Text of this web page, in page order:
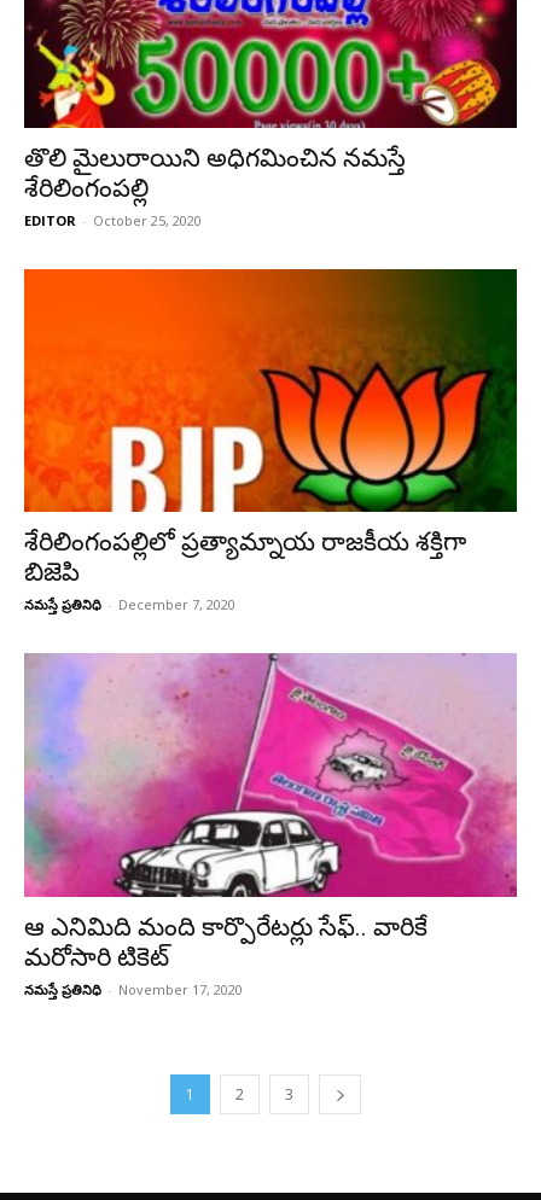
తొలి మైలురాయిని అధిగమించిన నమస్తే
శేరిలింగంపల్లి
EDITOR - October 25, 2020
శేరిలింగంపల్లిలో ప్రత్యామ్నాయ రాజకీయ శక్తిగా
బిజెపి
నమస్తే ప్రతినిధి - December 7, 2020
ఆ ఎనిమిది మంది కార్పొరేటర్లు సేఫ్.. వారికే
మరోసారి టికెట్
నమస్తే ప్రతినిధి - November 17, 2020
1 2 3